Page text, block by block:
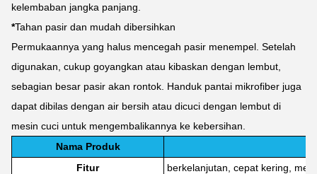
kelembaban jangka panjang.
*Tahan pasir dan mudah dibersihkan
Permukaannya yang halus mencegah pasir menempel. Setelah
digunakan, cukup goyangkan atau kibaskan dengan lembut,
sebagian besar pasir akan rontok. Handuk pantai mikrofiber juga
dapat dibilas dengan air bersih atau dicuci dengan lembut di
mesin cuci untuk mengembalikannya ke kebersihan.
Nama Produk
Fitur
berkelanjutan, cepat kering,